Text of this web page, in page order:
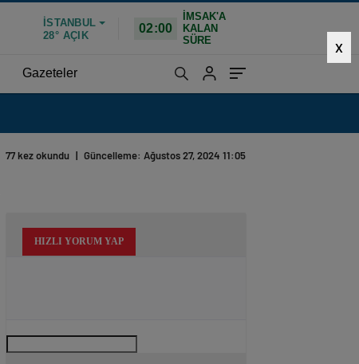
İSTANBUL
28° AÇIK
02:00
İMSAK'A
KALAN
SÜRE
Gazeteler
X
77 kez okundu | Güncelleme: Ağustos 27, 2024 11:05
HIZLI YORUM YAP